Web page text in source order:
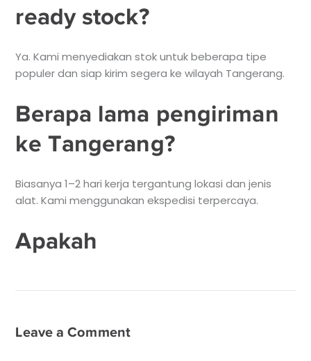
ready stock?
Ya. Kami menyediakan stok untuk beberapa tipe
populer dan siap kirim segera ke wilayah Tangerang.
Berapa lama pengiriman
ke Tangerang?
Biasanya 1–2 hari kerja tergantung lokasi dan jenis
alat. Kami menggunakan ekspedisi terpercaya.
Apakah
Leave a Comment